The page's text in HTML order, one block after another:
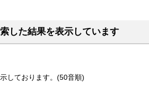
した結果を表示しています
しております。(50音順)